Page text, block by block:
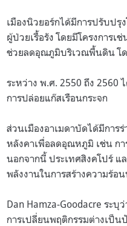
เมืองนิวยอร์กได้มีการปรับปรุ
ผู้ป่วยเรื้อรัง โดยมีโครงการเช่
ช่วยลดอุณภูมิบริเวณพื้นดิน โ
ระหว่าง พ.ศ. 2550 ถึง 2560
การปล่อยแก๊สเรือนกระจก
ส่วนเมืองอาเมดาบัดได้มีการ
หลังคาเพื่อลดอุณหภูมิ เช่น กา
นอกจากนี้ ประเทศสิงคโปร์
พลังงานในการสร้างความร้อ
Dan Hamza-Goodacre ระบุ
การเปลี่ยนพฤติกรรมต่างเป็